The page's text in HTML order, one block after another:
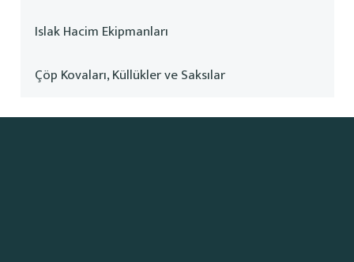
Islak Hacim Ekipmanları
Çöp Kovaları, Küllükler ve Saksılar